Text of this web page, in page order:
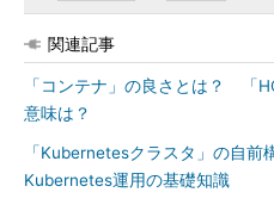
関連記事
「コンテナ」の良さとは？ 「
意味は？
「Kubernetesクラスタ」の自
Kubernetes運用の基礎知識